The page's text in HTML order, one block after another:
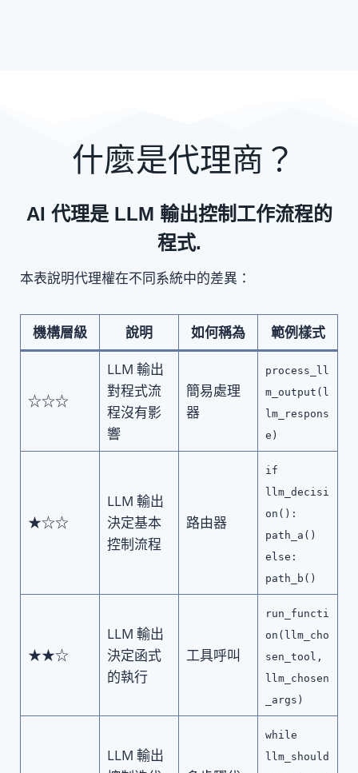
什麼是代理商？
AI 代理是 LLM 輸出控制工作流程的
程式.
本表說明代理權在不同系統中的差異：
機構層級 說明 如何稱為 範例樣式
☆☆☆
LLM 輸出
對程式流
程沒有影
響
簡易處理
器
process_ll
m_output(l
lm_respons
e)
★☆☆
LLM 輸出
決定基本
控制流程
路由器
if
llm_decisi
on():
path_a()
else:
path_b()
★★☆
LLM 輸出
決定函式
的執行
工具呼叫
run_functi
on(llm_cho
sen_tool,
llm_chosen
_args)
LLM 輸出
while
llm_should